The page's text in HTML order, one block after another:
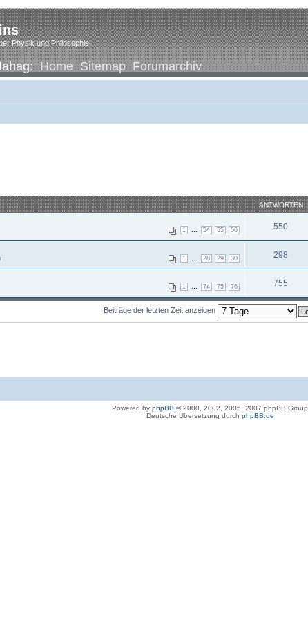
Physik und Philosophie
Home Sitemap Forumarchiv
ANTWORTEN
1 54 55 56 550
1 28 29 30 298
1 74 75 76 755
Beiträge der letzten Zeit anzeigen
Powered by phpBB © 2000, 2002, 2005, 2007 phpBB Group
Deutsche Übersetzung durch phpBB.de